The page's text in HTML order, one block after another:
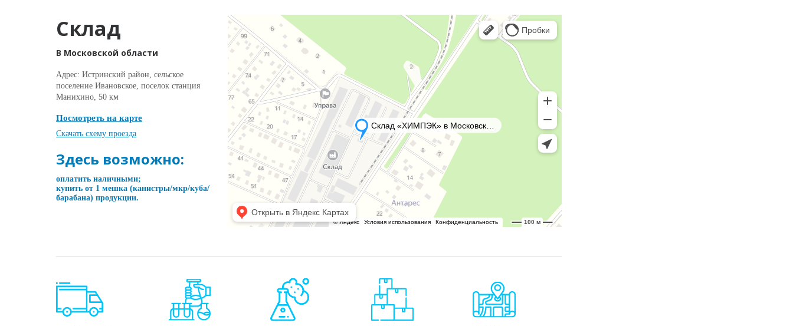
Склад
В Московской области
Адрес: Истринский район, сельское
поселение Ивановское, поселок станция
Манихино, 50 км
Посмотреть на карте
Скачать схему проезда
Здесь возможно:
оплатить наличными;
купить от 1 мешка (канистры/мкр/куба/
барабана) продукции.